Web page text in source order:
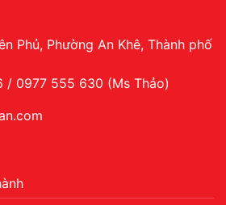
Phủ, Phường An Khê, Thành phố
/ 0977 555 630 (Ms Thảo)